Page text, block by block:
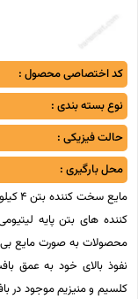
کد اختصاصی محصول :
نوع بسته بندی :
حالت فیزیکی :
محل بارگیری :
کننده های بتن پایه
محصولات به صورت مایع
نفوذ بالای خود به عمق
کلسیم و منیزیم موجود در